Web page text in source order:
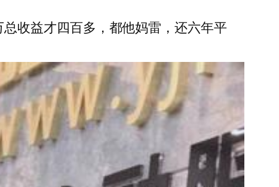
总收益才四百多，都他妈雷，还六年平